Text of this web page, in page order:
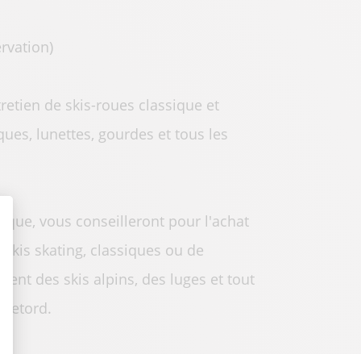
de skis-roues classique et
lunettes, gourdes et tous les
vous conseilleront pour l'achat
skating, classiques ou de
des skis alpins, des luges et tout
: Personnalisez vos Options